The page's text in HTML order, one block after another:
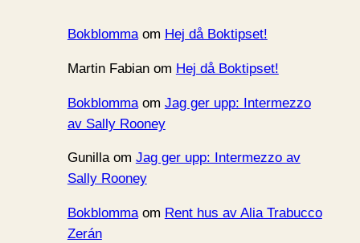
Bokblommaom Hej då Boktipset!
Martin Fabianom Hej då Boktipset!
Bokblommaom Jag ger upp: Intermezzo
av Sally Rooney
Gunillaom Jag ger upp: Intermezzo av
Sally Rooney
Bokblommaom Rent hus av Alia Trabucco
Zerán